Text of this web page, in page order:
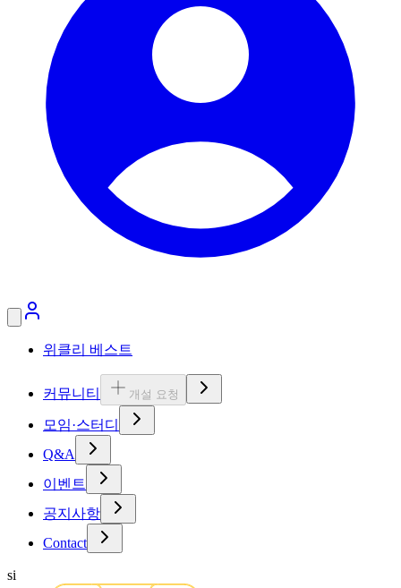
위클리 베스트
커뮤니티 개설 요청
모임·스터디
Q&A
이벤트
공지사항
Contact
si